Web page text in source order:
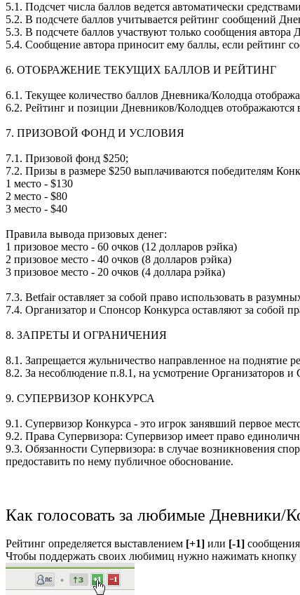
5.1. Подсчет числа баллов ведется автоматически
5.2. В подсчете баллов учитывается рейтинг сообщений
5.3. В подсчете баллов участвуют только сообщения автора
5.4. Сообщение автора приносит ему баллы, если рейтинг
6. ОТОБРАЖЕНИЕ ТЕКУЩИХ БАЛЛОВ И РЕЙТИНГ
6.1. Текущее количество баллов Дневника/Колодца
6.2. Рейтинг и позиции Дневников/Колодцев отображаются
7. ПРИЗОВОЙ ФОНД И УСЛОВИЯ
7.1. Призовой фонд $250;
7.2. Призы в размере $250 выплачиваются победителям
1 место - $130
2 место - $80
3 место - $40
Правила вывода призовых денег:
1 призовое место - 60 очков (12 долларов рэйка)
2 призовое место - 40 очков (8 долларов рэйка)
3 призовое место - 20 очков (4 доллара рэйка)
7.3. Betfair оставляет за собой право использовать в
7.4. Организатор и Спонсор Конкурса оставляют за собой
8. ЗАПРЕТЫ И ОГРАНИЧЕНИЯ
8.1. Запрещается жульничество направленное на поднятие
8.2. За несоблюдение п.8.1, на усмотрение Организаторов
9. СУПЕРВИЗОР КОНКУРСА
9.1. Супервизор Конкурса - это игрок занявший первое
9.2. Права Супервизора: Супервизор имеет право
9.3. Обязанности Супервизора: в случае возникновения
предоставить по нему публичное обоснование.
Как голосовать за любимые Дневники/
Рейтинг определяется выставлением [+1] или [-1]
Чтобы поддержать своих любимиц нужно нажимать кнопку